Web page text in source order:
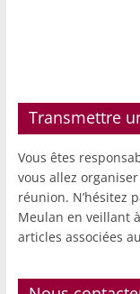
Transmettre
Vous êtes
vous allez
réunion. N’hésitez
Meulan en veillant
articles associées au